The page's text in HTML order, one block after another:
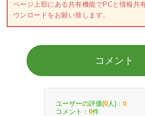
ページ上部にある共有機能でPCと情報共
ウンロードをお願い致します。
コメント
ユーザーの評価(0 人)： 0
コメント： 0件